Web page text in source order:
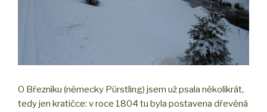
O Březníku (německy Pürstling) jsem už psala několikrát,
tedy jen kratičce: v roce 1804 tu byla postavena dřevěná